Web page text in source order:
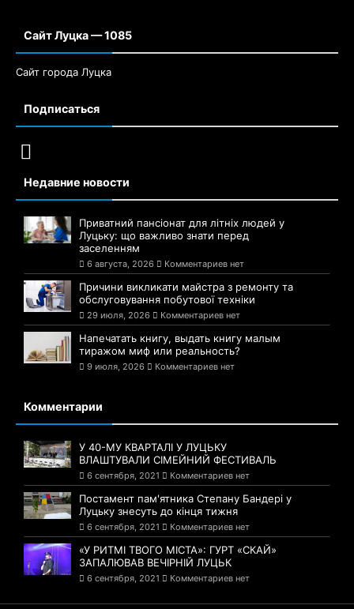
Сайт Луцка — 1085
Сайт города Луцка
Подписаться
Недавние новости
Приватний пансіонат для літніх людей у
Луцьку: що важливо знати перед
заселенням
6 августа, 2026 Комментариев нет
Причини викликати майстра з ремонту та
обслуговування побутової техніки
29 июля, 2026 Комментариев нет
Напечатать книгу, выдать книгу малым
тиражом миф или реальность?
9 июля, 2026 Комментариев нет
Комментарии
У 40-МУ КВАРТАЛІ У ЛУЦЬКУ
ВЛАШТУВАЛИ СІМЕЙНИЙ ФЕСТИВАЛЬ
6 сентября, 2021 Комментариев нет
Постамент пам'ятника Степану Бандері у
Луцьку знесуть до кінця тижня
6 сентября, 2021 Комментариев нет
«У РИТМІ ТВОГО МІСТА»: ГУРТ «СКАЙ»
ЗАПАЛЮВАВ ВЕЧІРНІЙ ЛУЦЬК
6 сентября, 2021 Комментариев нет